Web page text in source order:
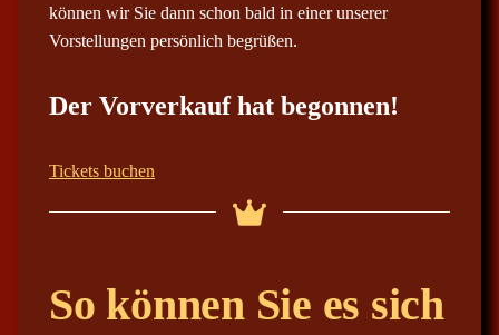
können wir Sie dann schon bald in einer unserer
Vorstellungen persönlich begrüßen.
Der Vorverkauf hat begonnen!
Tickets buchen
So können Sie es sich